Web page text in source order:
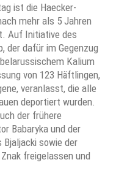
ist die Haecker-
mehr als 5 Jahren
Auf Initiative des
der dafür im Gegenzug
Kalium
von 123 Häftlingen,
veranlasst, die alle
deportiert wurden.
der frühere
Babaryka und der
Bjaljacki sowie der
freigelassen und